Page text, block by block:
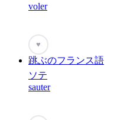
voler
♥
跳ぶのフランス語
ソテ
sauter